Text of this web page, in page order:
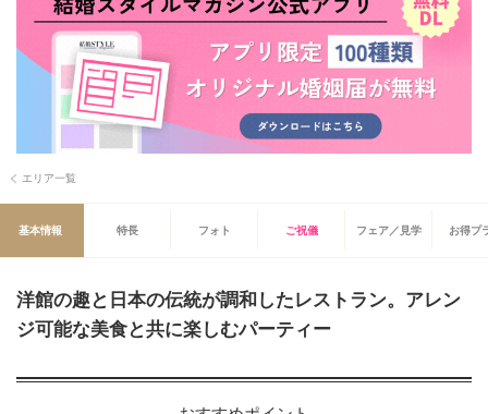
エリア一覧
基本情報 特長 フォト ご祝儀 フェア／見学 お得プ
洋館の趣と日本の伝統が調和したレストラン。アレン
ジ可能な美食と共に楽しむパーティー